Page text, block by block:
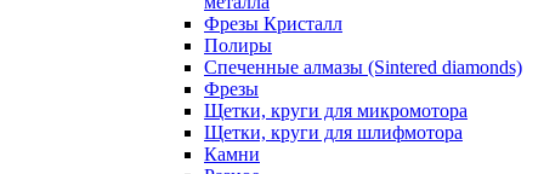
Фрезы Кристалл
Полиры
Спеченные алмазы (Sintered diamonds)
Фрезы
Щетки, круги для микромотора
Щетки, круги для шлифмотора
Камни